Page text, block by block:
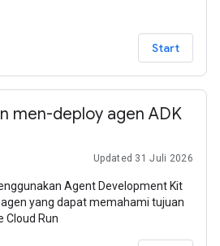
Start
men-deploy agen ADK
Updated 31 Juli 2026
Agent Development Kit
yang dapat memahami tujuan
Cloud Run